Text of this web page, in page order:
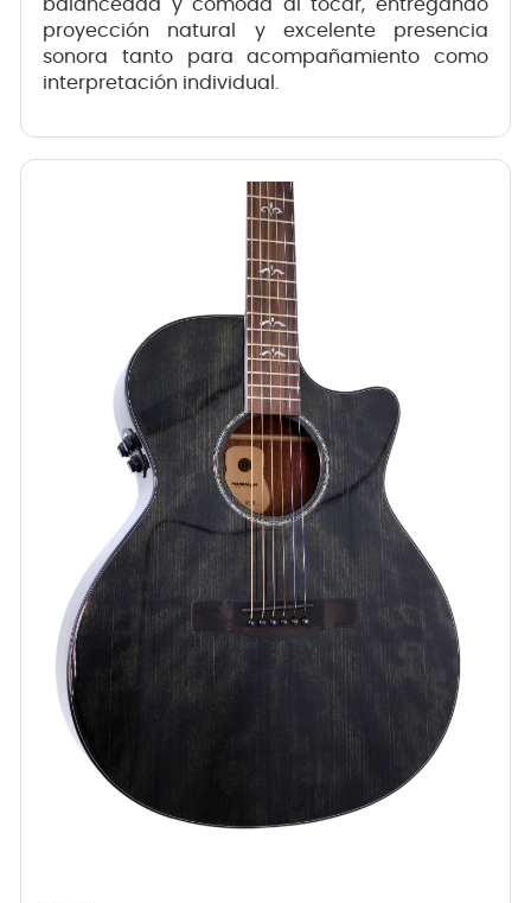
balanceada y cómoda al tocar, entregando
proyección natural y excelente presencia
sonora tanto para acompañamiento como
interpretación individual.